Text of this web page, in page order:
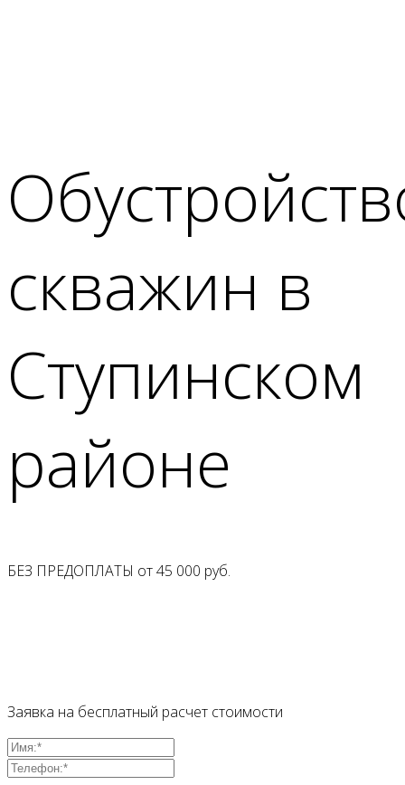
скважин в
Ступинском
районе
БЕЗ ПРЕДОПЛАТЫ от45 000 руб.
Заявка на бесплатный расчет стоимости